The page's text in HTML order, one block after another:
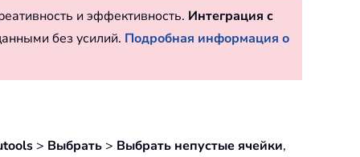
и эффективность. Интеграция с
без усилий. Подробная информация о
> Выбрать > Выбрать непустые ячейки,